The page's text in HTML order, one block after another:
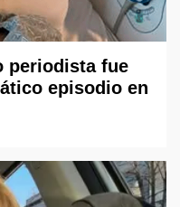
periodista fue
episodio en